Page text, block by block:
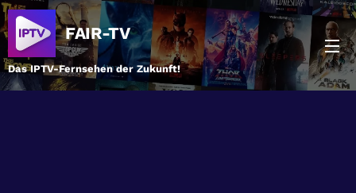
FAIR-TV
Das IPTV-Fernsehen der Zukunft!